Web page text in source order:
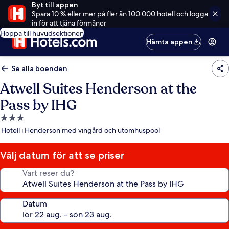
Byt till appen
Spara 10 % eller mer på fler än 100 000 hotell och logga
in för att tjäna förmåner
Hoppa till huvudsektionen
Hämta appen
Se alla boenden
Atwell Suites Henderson at the
Pass by IHG
3.0-
stjärnigt
Hotell i Henderson med vingård och utomhuspool
Välj datum för att se priser
Vart reser du?
Datum